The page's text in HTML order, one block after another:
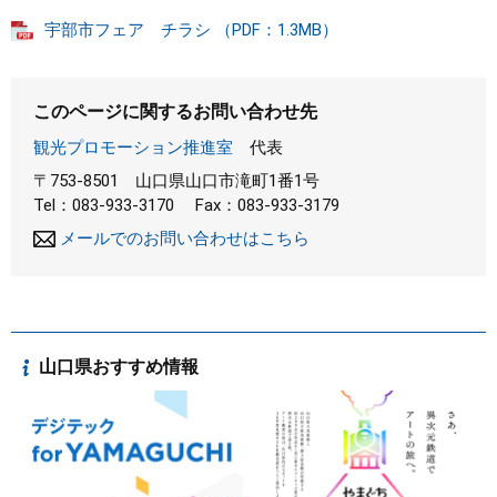
宇部市フェア チラシ （PDF：1.3MB）
このページに関するお問い合わせ先
観光プロモーション推進室
代表
〒753-8501
山口県山口市滝町1番1号
Tel：083-933-3170
Fax：083-933-3179
メールでのお問い合わせはこちら
山口県おすすめ情報